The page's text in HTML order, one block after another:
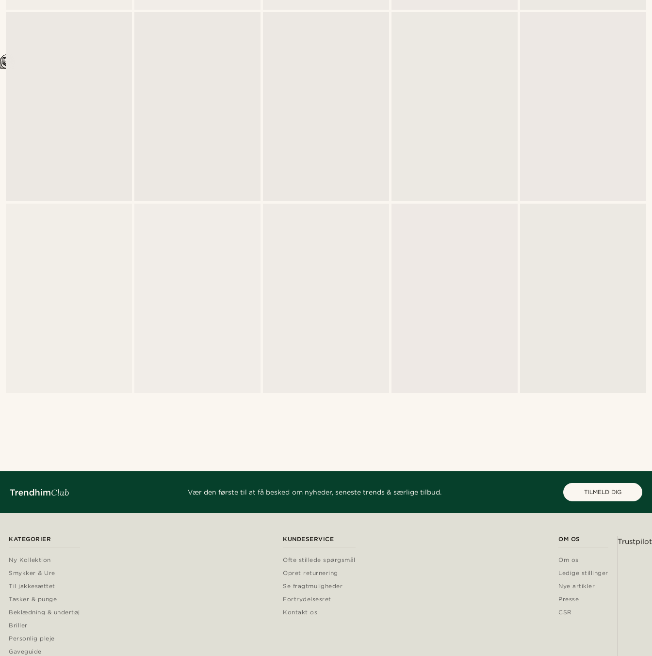
Vær den første til at få besked om nyheder, seneste trends & særlige tilbud. TILMELD DIG
KATEGORIER
Ny Kollektion
Smykker & Ure
Til jakkesættet
Tasker & punge
Beklædning & undertøj
Briller
Personlig pleje
Gaveguide
KUNDESERVICE
Ofte stillede spørgsmål
Opret returnering
Se fragtmuligheder
Fortrydelsesret
Kontakt os
OM OS
Om os
Ledige stillinger
Nye artikler
Presse
CSR
Trustpilot